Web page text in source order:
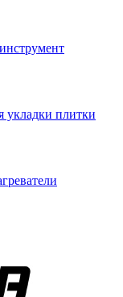
укладки плитки